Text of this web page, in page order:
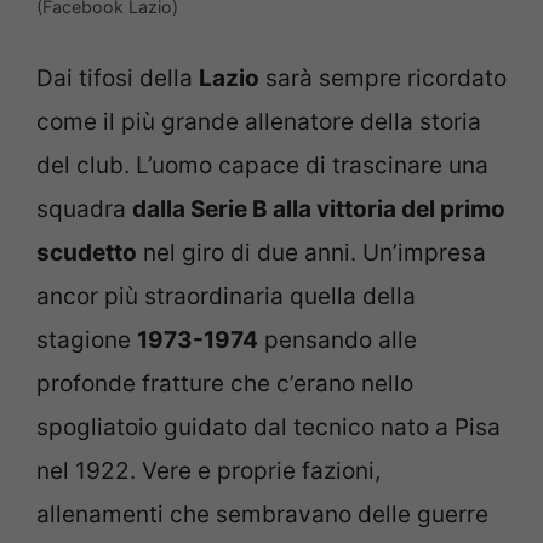
(Facebook Lazio)
Dai tifosi della Lazio sarà sempre ricordato
come il più grande allenatore della storia
del club. L’uomo capace di trascinare una
squadra dalla Serie B alla vittoria del primo
scudetto nel giro di due anni. Un’impresa
ancor più straordinaria quella della
stagione 1973-1974 pensando alle
profonde fratture che c’erano nello
spogliatoio guidato dal tecnico nato a Pisa
nel 1922. Vere e proprie fazioni,
allenamenti che sembravano delle guerre